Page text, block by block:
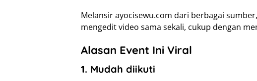
Melansir ayocisewu.com dari berbagai
mengedit video sama sekali, cukup dengan
Alasan Event Ini Viral
1. Mudah diikuti